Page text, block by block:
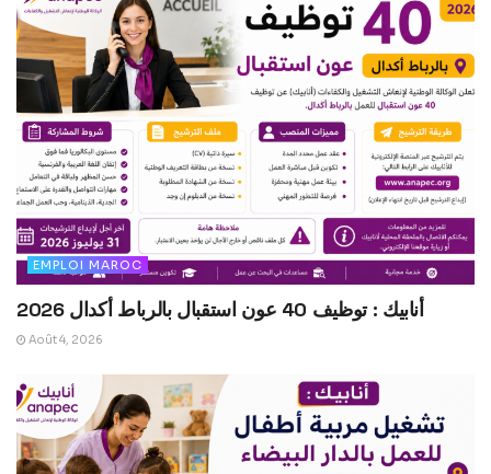
EMPLOI MAROC
أنابيك : توظيف 40 عون استقبال بالرباط أكدال 2026
Août 4, 2026